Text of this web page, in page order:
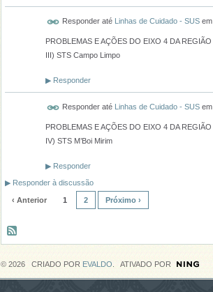
Responder até Linhas de Cuidado - SUS em
PROBLEMAS E AÇÕES DO EIXO 4 DA REGIÃO
III) STS Campo Limpo
▶ Responder
Responder até Linhas de Cuidado - SUS em
PROBLEMAS E AÇÕES DO EIXO 4 DA REGIÃO
IV) STS M’Boi Mirim
▶ Responder
▶ Responder à discussão
‹ Anterior 1 2 Próximo ›
© 2026 CRIADO POR EVALDO. ATIVADO POR